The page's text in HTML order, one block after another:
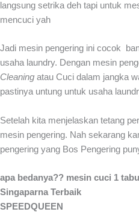
langsung setrika deh tapi untuk
mencuci yah
Jadi mesin pengering ini cocok
usaha laundry. Dengan mesin
Cleaning atau Cuci dalam jangka
pastinya untung untuk usaha
Setelah kita menjelaskan tetang
mesin pengering. Nah sekarang
pengering yang Bos Pengering
apa bedanya?? mesin cuci 1
Singaparna Terbaik
SPEEDQUEEN